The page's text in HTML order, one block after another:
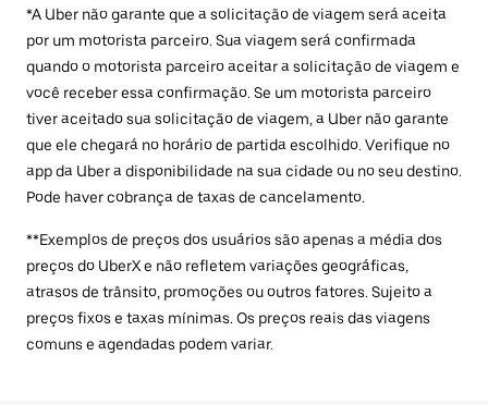
*A Uber não garante que a solicitação de viagem será aceita
por um motorista parceiro. Sua viagem será confirmada
quando o motorista parceiro aceitar a solicitação de viagem e
você receber essa confirmação. Se um motorista parceiro
tiver aceitado sua solicitação de viagem, a Uber não garante
que ele chegará no horário de partida escolhido. Verifique no
app da Uber a disponibilidade na sua cidade ou no seu destino.
Pode haver cobrança de taxas de cancelamento.
**Exemplos de preços dos usuários são apenas a média dos
preços do UberX e não refletem variações geográficas,
atrasos de trânsito, promoções ou outros fatores. Sujeito a
preços fixos e taxas mínimas. Os preços reais das viagens
comuns e agendadas podem variar.